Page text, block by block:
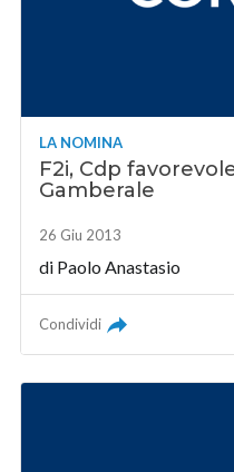
LA NOMINA
F2i, Cdp
Gamberale
26 Giu 2013
di Paolo Anastasio
Condividi